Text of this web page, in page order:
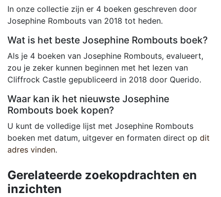
In onze collectie zijn er 4 boeken geschreven door
Josephine Rombouts van 2018 tot heden.
Wat is het beste Josephine Rombouts boek?
Als je 4 boeken van Josephine Rombouts, evalueert,
zou je zeker kunnen beginnen met het lezen van
Cliffrock Castle gepubliceerd in 2018 door Querido.
Waar kan ik het nieuwste Josephine
Rombouts boek kopen?
U kunt de volledige lijst met Josephine Rombouts
boeken met datum, uitgever en formaten direct op dit
adres vinden.
Gerelateerde zoekopdrachten en
inzichten